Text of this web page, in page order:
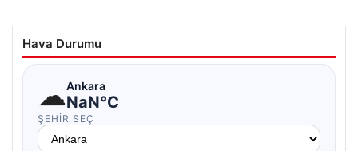
Hava Durumu
☁Ankara
NaN°C
ŞEHIR SEÇ